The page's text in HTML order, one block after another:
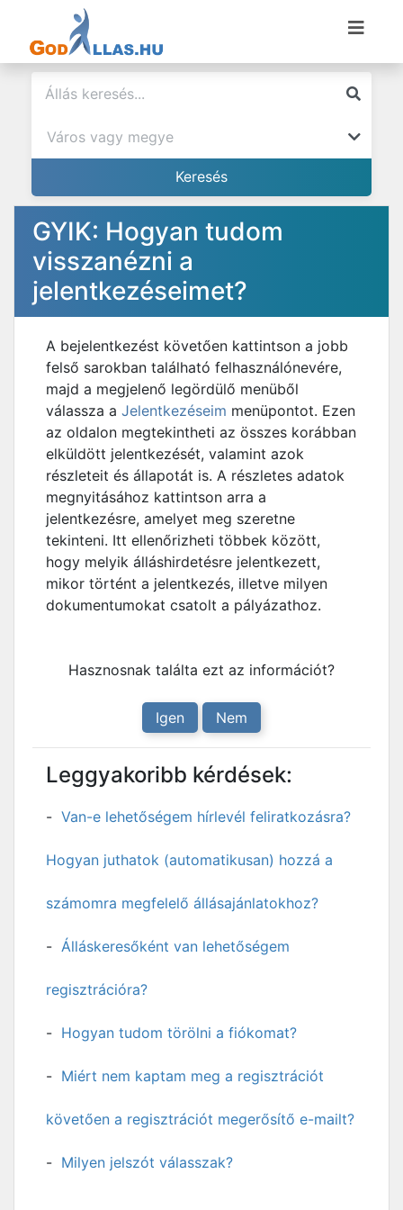
GYIK: Hogyan tudom
visszanézni a
jelentkezéseimet?
A bejelentkezést követően kattintson a jobb
felső sarokban található felhasználónevére,
majd a megjelenő legördülő menüből
válassza a Jelentkezéseim menüpontot. Ezen
az oldalon megtekintheti az összes korábban
elküldött jelentkezését, valamint azok
részleteit és állapotát is. A részletes adatok
megnyitásához kattintson arra a
jelentkezésre, amelyet meg szeretne
tekinteni. Itt ellenőrizheti többek között,
hogy melyik álláshirdetésre jelentkezett,
mikor történt a jelentkezés, illetve milyen
dokumentumokat csatolt a pályázathoz.
Hasznosnak találta ezt az információt?
Igen Nem
Leggyakoribb kérdések:
Van-e lehetőségem hírlevél feliratkozásra?
Hogyan juthatok (automatikusan) hozzá a
számomra megfelelő állásajánlatokhoz?
Álláskeresőként van lehetőségem
regisztrációra?
Hogyan tudom törölni a fiókomat?
Miért nem kaptam meg a regisztrációt
követően a regisztrációt megerősítő e-mailt?
Milyen jelszót válasszak?